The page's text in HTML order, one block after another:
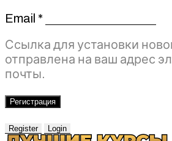
Email *Обязательно
Ссылка для установки
отправлена ​​на ваш адрес
почты.
Регистрация
Register Login